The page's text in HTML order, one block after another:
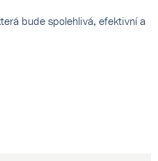
bude spolehlivá, efektivní a